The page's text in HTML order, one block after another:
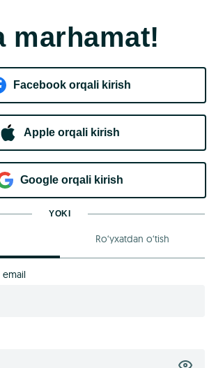
marhamat!
Facebook orqali kirish​
Apple orqali kirish
Goo​g​le orqali kirish
YOKI
Ro‘yxatdan o‘tish